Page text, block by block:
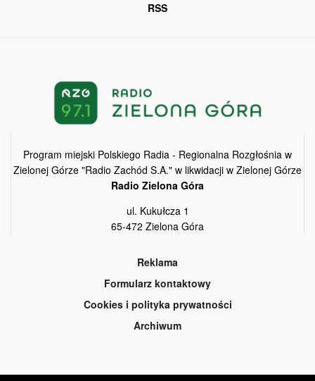
RSS
Program miejski Polskiego Radia - Regionalna Rozgłośnia w
Zielonej Górze "Radio Zachód S.A." w likwidacji w Zielonej Górze
Radio Zielona Góra
ul. Kukułcza 1
65-472 Zielona Góra
Reklama
Formularz kontaktowy
Cookies i polityka prywatności
Archiwum